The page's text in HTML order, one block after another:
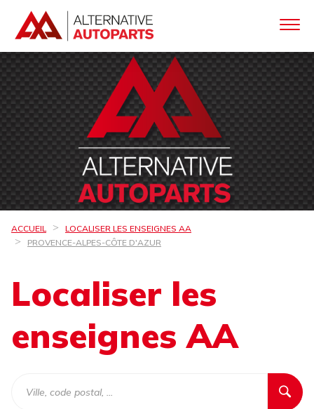
ACCUEIL
LOCALISER LES ENSEIGNES AA
PROVENCE-ALPES-CÔTE D'AZUR
Localiser les
enseignes AA